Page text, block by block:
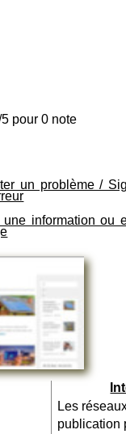
pour 0 note
un problème /
une information ou
Les
publication